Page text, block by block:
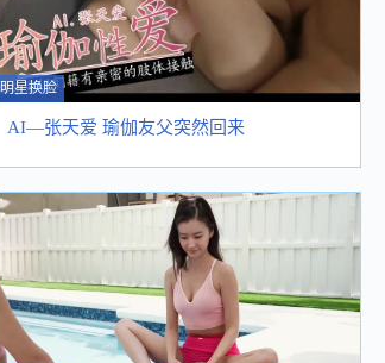
明星换脸
AI—张天爱 瑜伽友父突然回来